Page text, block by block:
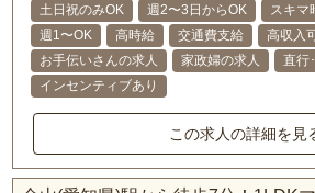
土日祝のみOK 週2〜3日からOK
スキマ
週1〜OK
高時給 交通費支給 高収入
お手伝いさんの求人
家政婦の求人
直行
インセンティブあり
この求人の詳細を見